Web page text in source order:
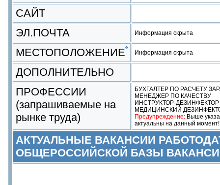
САЙТ
ЭЛ.ПОЧТА
Информация скрыта
МЕСТОПОЛОЖЕНИЕ Информация скрыта
ДОПОЛНИТЕЛЬНО
ПРОФЕССИИ
(запрашиваемые на
рынке труда)
БУХГАЛТЕР ПО РАСЧЕТУ
МЕНЕДЖЕР ПО КАЧЕСТВУ
ИНСТРУКТОР-ДЕЗИНФЕКТОР
МЕДИЦИНСКИЙ
Предупреждение: Выше
актуальны на данный момент!
АКТУАЛЬНЫЕ ВАКАНСИИ
ОБЩЕРОССИЙСКОЙ БАЗЫ